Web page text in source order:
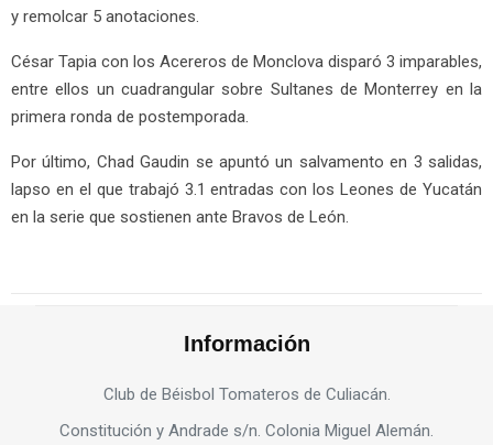
y remolcar 5 anotaciones.
César Tapia con los Acereros de Monclova disparó 3 imparables,
entre ellos un cuadrangular sobre Sultanes de Monterrey en la
primera ronda de postemporada.
Por último, Chad Gaudin se apuntó un salvamento en 3 salidas,
lapso en el que trabajó 3.1 entradas con los Leones de Yucatán
en la serie que sostienen ante Bravos de León.
Información
Club de Béisbol Tomateros de Culiacán.
Constitución y Andrade s/n. Colonia Miguel Alemán.